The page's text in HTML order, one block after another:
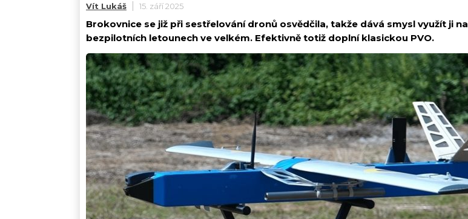
Vít Lukáš 15. září 2025
Brokovnice se již při sestřelování dronů osvědčila, takže dává smysl využít ji na
bezpilotních letounech ve velkém. Efektivně totiž doplní klasickou PVO.